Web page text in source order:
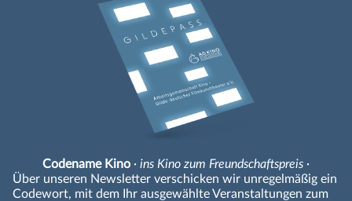
Codename Kino · ins Kino zum Freundschaftspreis ·
Über unseren Newsletter verschicken wir unregelmäßig ein
Codewort, mit dem Ihr ausgewählte Veranstaltungen zum